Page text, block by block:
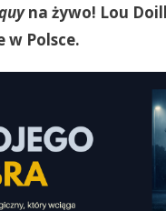
na żywo! Lou
Polsce.